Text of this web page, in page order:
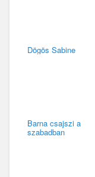
Dögös Sabine
Barna csajszi a
szabadban